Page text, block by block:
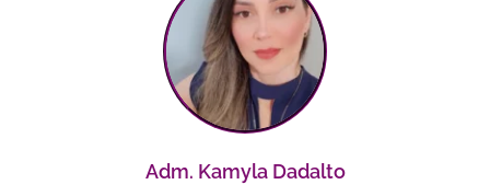
Adm. Kamyla Dadalto